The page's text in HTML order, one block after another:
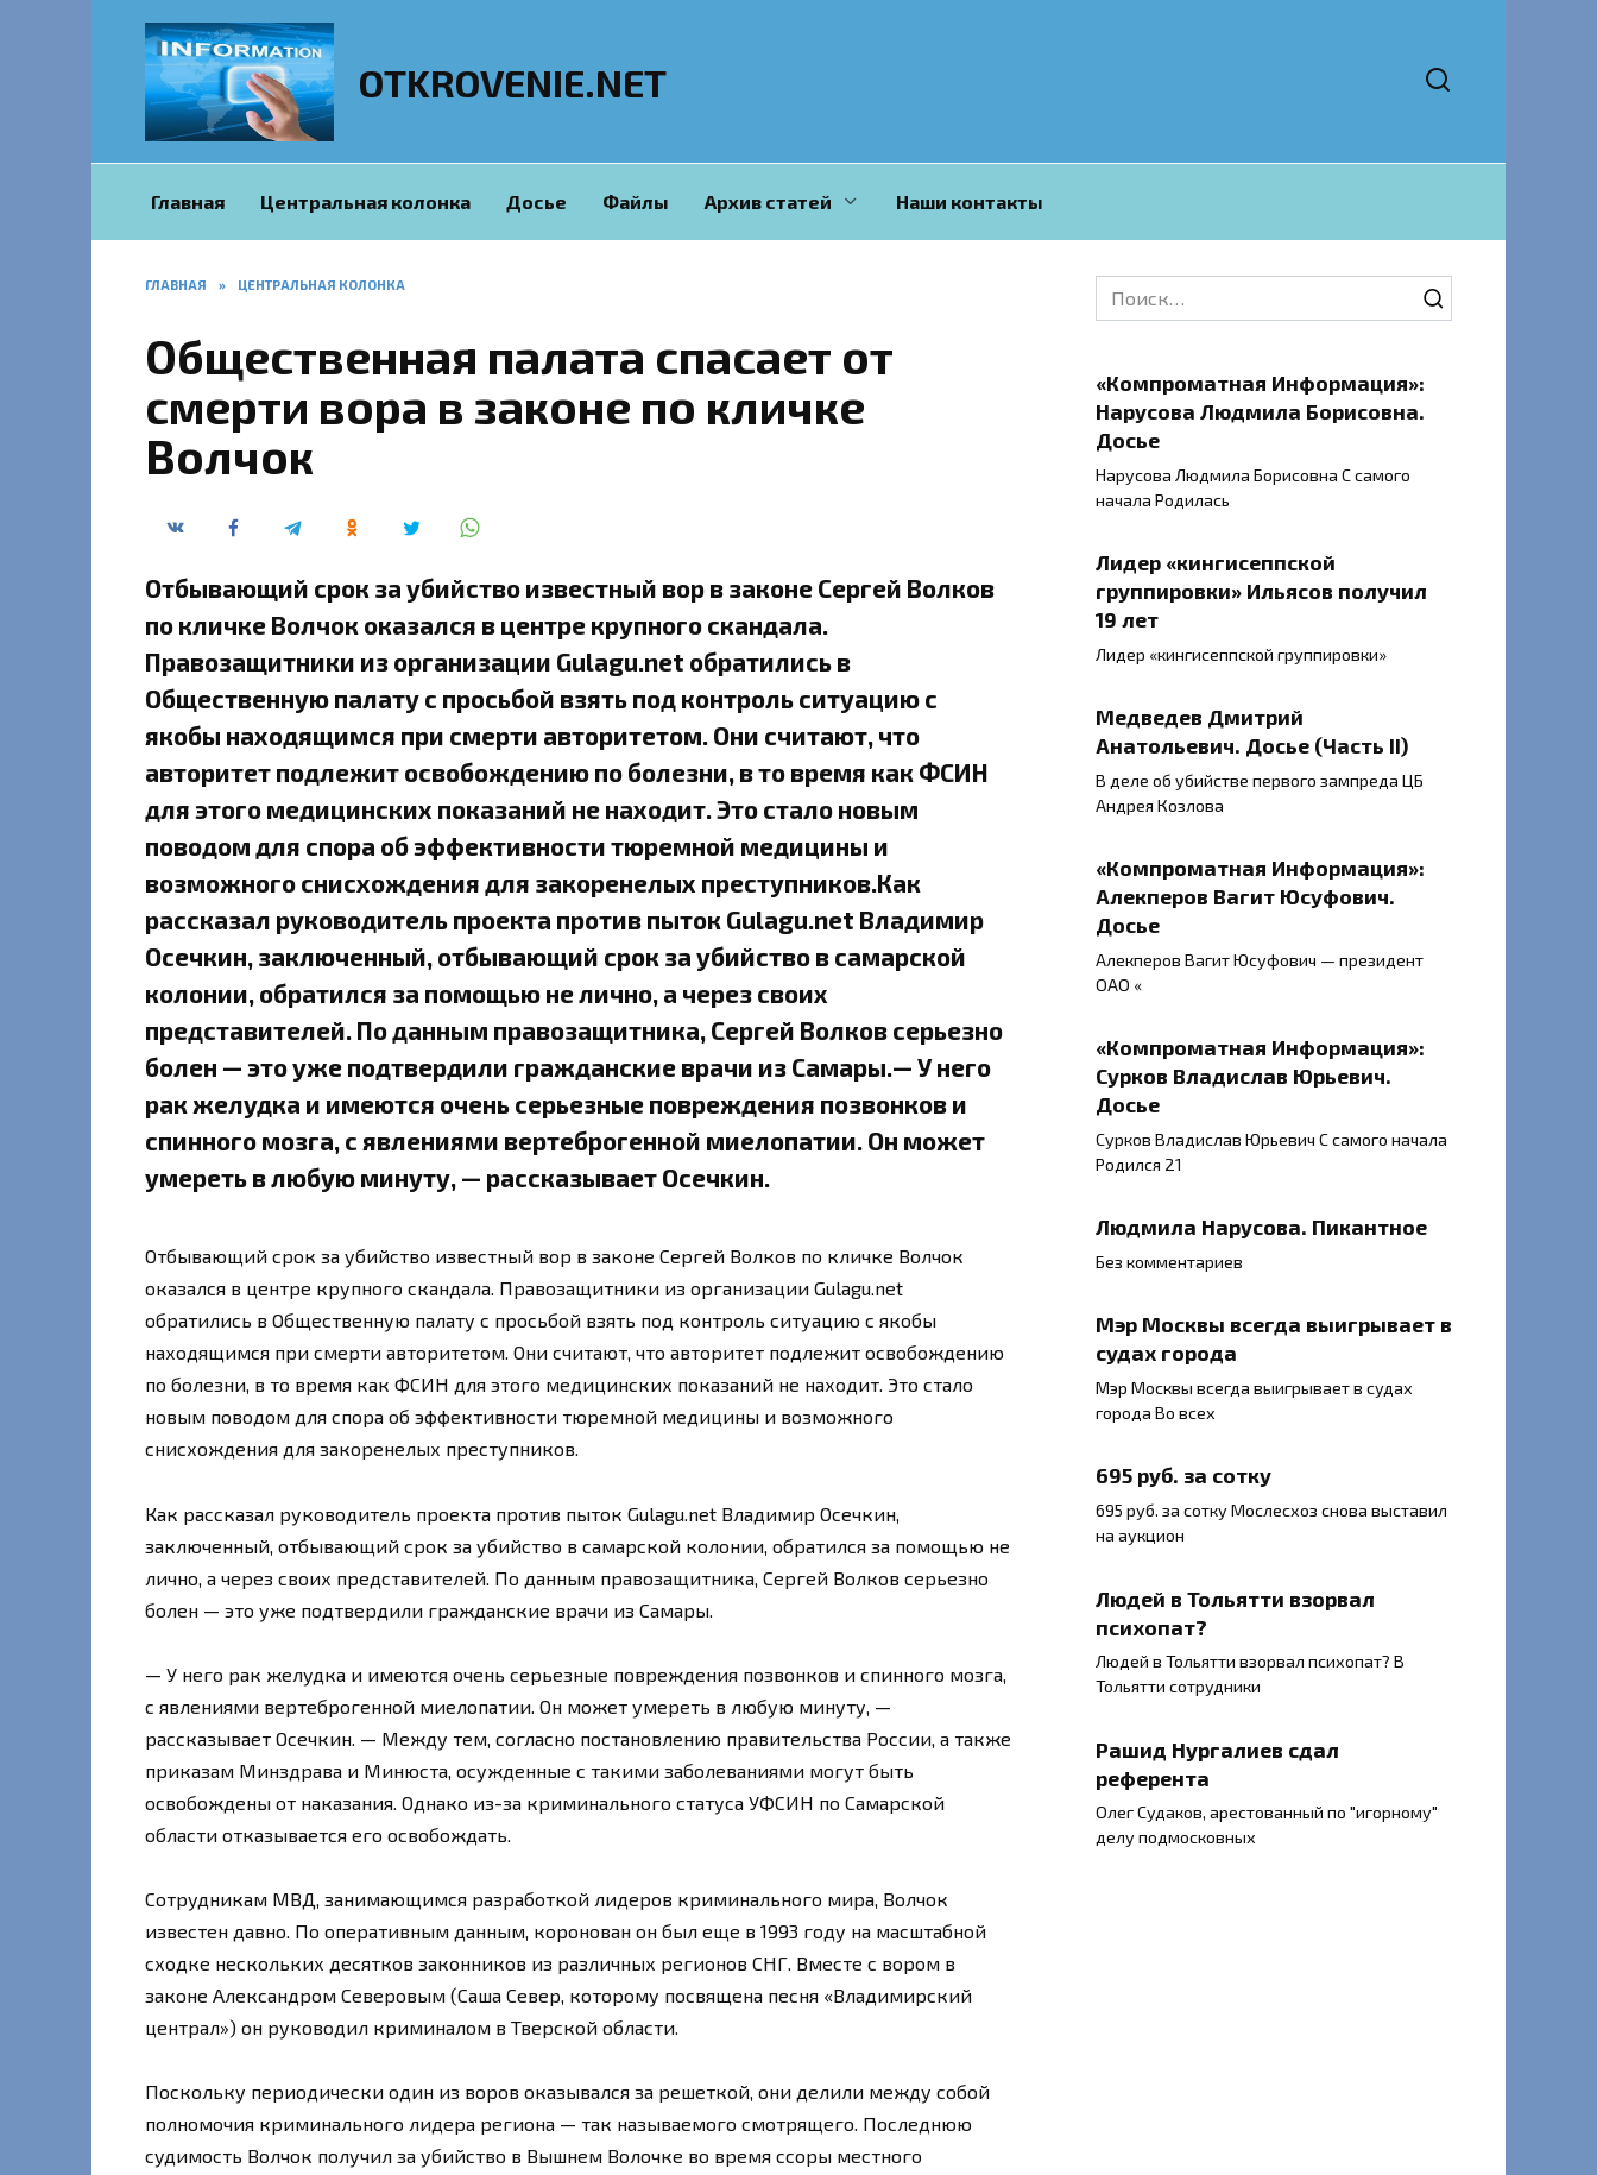
OTKROVENIE.NET
Главная Центральная колонка Досье Файлы Архив статей Наши контакты
ГЛАВНАЯ » ЦЕНТРАЛЬНАЯ КОЛОНКА
Общественная палата спасает от
смерти вора в законе по кличке
Волчок
Отбывающий срок за убийство известный вор в законе Сергей Волков
по кличке Волчок оказался в центре крупного скандала.
Правозащитники из организации Gulagu.net обратились в
Общественную палату с просьбой взять под контроль ситуацию с
якобы находящимся при смерти авторитетом. Они считают, что
авторитет подлежит освобождению по болезни, в то время как ФСИН
для этого медицинских показаний не находит. Это стало новым
поводом для спора об эффективности тюремной медицины и
возможного снисхождения для закоренелых преступников.Как
рассказал руководитель проекта против пыток Gulagu.net Владимир
Осечкин, заключенный, отбывающий срок за убийство в самарской
колонии, обратился за помощью не лично, а через своих
представителей. По данным правозащитника, Сергей Волков серьезно
болен — это уже подтвердили гражданские врачи из Самары.— У него
рак желудка и имеются очень серьезные повреждения позвонков и
спинного мозга, с явлениями вертеброгенной миелопатии. Он может
умереть в любую минуту, — рассказывает Осечкин.
Отбывающий срок за убийство известный вор в законе Сергей Волков по кличке Волчок
оказался в центре крупного скандала. Правозащитники из организации Gulagu.net
обратились в Общественную палату с просьбой взять под контроль ситуацию с якобы
находящимся при смерти авторитетом. Они считают, что авторитет подлежит освобождению
по болезни, в то время как ФСИН для этого медицинских показаний не находит. Это стало
новым поводом для спора об эффективности тюремной медицины и возможного
снисхождения для закоренелых преступников.
Как рассказал руководитель проекта против пыток Gulagu.net Владимир Осечкин,
заключенный, отбывающий срок за убийство в самарской колонии, обратился за помощью не
лично, а через своих представителей. По данным правозащитника, Сергей Волков серьезно
болен — это уже подтвердили гражданские врачи из Самары.
— У него рак желудка и имеются очень серьезные повреждения позвонков и спинного мозга,
с явлениями вертеброгенной миелопатии. Он может умереть в любую минуту, —
рассказывает Осечкин. — Между тем, согласно постановлению правительства России, а также
приказам Минздрава и Минюста, осужденные с такими заболеваниями могут быть
освобождены от наказания. Однако из-за криминального статуса УФСИН по Самарской
области отказывается его освобождать.
Сотрудникам МВД, занимающимся разработкой лидеров криминального мира, Волчок
известен давно. По оперативным данным, коронован он был еще в 1993 году на масштабной
сходке нескольких десятков законников из различных регионов СНГ. Вместе с вором в
законе Александром Северовым (Саша Север, которому посвящена песня «Владимирский
централ») он руководил криминалом в Тверской области.
Поскольку периодически один из воров оказывался за решеткой, они делили между собой
полномочия криминального лидера региона — так называемого смотрящего. Последнюю
судимость Волчок получил за убийство в Вышнем Волочке во время ссоры местного
Search
for:
«Компроматная Информация»:
Нарусова Людмила Борисовна.
Досье
Нарусова Людмила Борисовна С самого
начала Родилась
Лидер «кингисеппской
группировки» Ильясов получил
19 лет
Лидер «кингисеппской группировки»
Медведев Дмитрий
Анатольевич. Досье (Часть II)
В деле об убийстве первого зампреда ЦБ
Андрея Козлова
«Компроматная Информация»:
Алекперов Вагит Юсуфович.
Досье
Алекперов Вагит Юсуфович — президент
ОАО «
«Компроматная Информация»:
Сурков Владислав Юрьевич.
Досье
Сурков Владислав Юрьевич С самого начала
Родился 21
Людмила Нарусова. Пикантное
Без комментариев
Мэр Москвы всегда выигрывает в
судах города
Мэр Москвы всегда выигрывает в судах
города Во всех
695 руб. за сотку
695 руб. за сотку Мослесхоз снова выставил
на аукцион
Людей в Тольятти взорвал
психопат?
Людей в Тольятти взорвал психопат? В
Тольятти сотрудники
Рашид Нургалиев сдал
референта
Олег Судаков, арестованный по "игорному"
делу подмосковных